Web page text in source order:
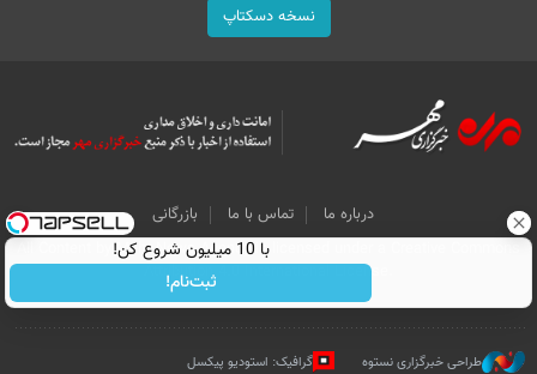
نسخه دسکتاپ
درباره ما تماس با ما
بازرگانی
All Content by Mehr News Agency is licensed under a Creative Commons
Attribution 4.0 International License.
طراحی خبرگزاری نستوه گرافیک: استودیو پیکسل
با 10 میلیون شروع کن!
ثبت‌نام!